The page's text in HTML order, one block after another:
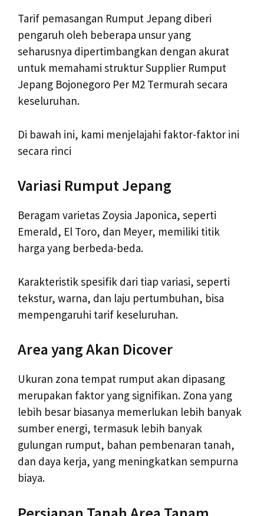
Tarif pemasangan Rumput Jepang diberi
pengaruh oleh beberapa unsur yang
seharusnya dipertimbangkan dengan akurat
untuk memahami struktur Supplier Rumput
Jepang Bojonegoro Per M2 Termurah secara
keseluruhan.
Di bawah ini, kami menjelajahi faktor-faktor ini
secara rinci
Variasi Rumput Jepang
Beragam varietas Zoysia Japonica, seperti
Emerald, El Toro, dan Meyer, memiliki titik
harga yang berbeda-beda.
Karakteristik spesifik dari tiap variasi, seperti
tekstur, warna, dan laju pertumbuhan, bisa
mempengaruhi tarif keseluruhan.
Area yang Akan Dicover
Ukuran zona tempat rumput akan dipasang
merupakan faktor yang signifikan. Zona yang
lebih besar biasanya memerlukan lebih banyak
sumber energi, termasuk lebih banyak
gulungan rumput, bahan pembenaran tanah,
dan daya kerja, yang meningkatkan sempurna
biaya.